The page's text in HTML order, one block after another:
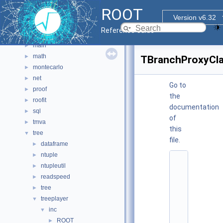
ROOT
Version v6.32
Reference Guide
► gui
► hist
► html
► io
► main
► math
► montecarlo
► net
► proof
► roofit
► sql
► tmva
▼ tree
► dataframe
► ntuple
► ntupleutil
► readspeed
► tree
▼ treeplayer
▼ inc
► ROOT
Go to
the
documentation
of
this
file.